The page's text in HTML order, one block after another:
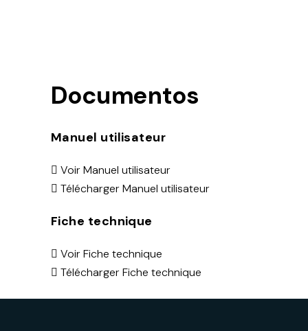
Documentos
Manuel utilisateur
Voir Manuel utilisateur
Télécharger Manuel utilisateur
Fiche technique
Voir Fiche technique
Télécharger Fiche technique